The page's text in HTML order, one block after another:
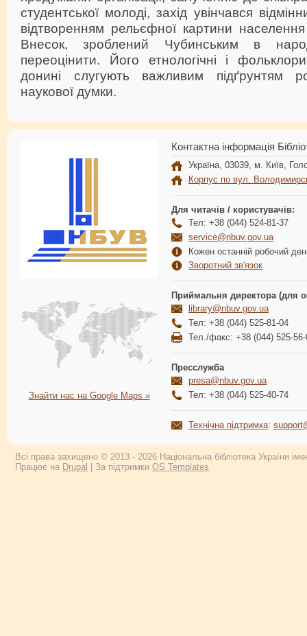
студентської молоді, захід увінчався
відтворенням рельєфної картини населення
Внесок, зроблений Чубинським в
переоцінити. Його етнологічні і
донині слугують важливим підґрунтям
наукової думки.
Знайти нас на Google Maps »
Контактна інформація
Україна, 03039, м. Київ,
Корпус по вул.
Для читачів / користувачів:
Тел: +38 (044) 524-81-37
service@nbuv.gov.ua
Кожен останній робочий
Зворотний зв'язок
Приймальня директора (для
library@nbuv.gov.ua
Тел: +38 (044) 525-81-04
Тел./факс: +38 (044) 525-56-
Пресслужба
presa@nbuv.gov.ua
Тел: +38 (044) 525-40-74
Технічна підтримка:
Всі права захищено © 2013 - 2026 Національна бібліотека України
Працює на Drupal | За підтримки OS Templates